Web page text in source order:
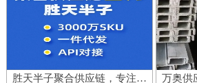
胜天半子聚合供应链，专注服务私域商城 百万厂价商品